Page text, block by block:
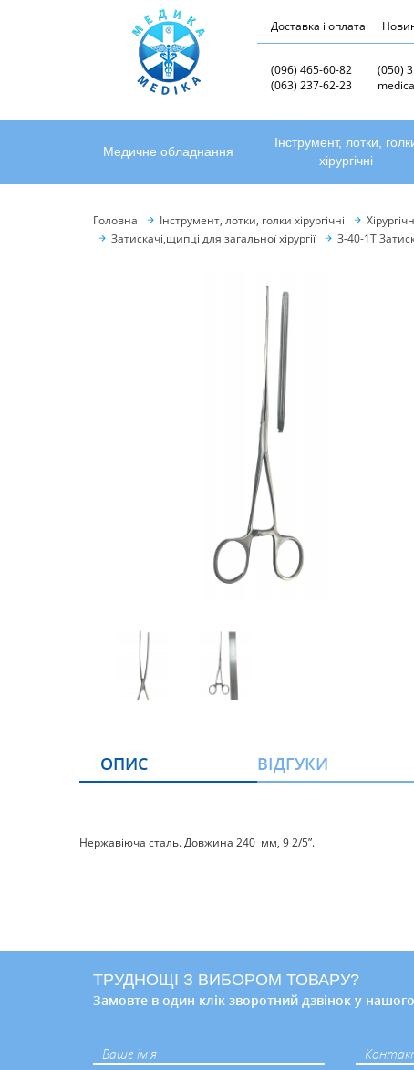
Доставка і оплата
(096) 465-60-82
(050)
(063) 237-62-23
Медичне обладнання
Інструмент, лотки,
хірургічні
Головна Інструмент, лотки, голки хірургічні
Затискачі,щипці для загальної хірургії
З-40-1Т
ОПИС ВІДГУКИ
Нержавіюча сталь. Довжина 240 мм, 9 2/5”.
ТРУДНОЩІ З ВИБОРОМ ТОВАРУ?
Замовте в один клік зворотний дзвінок у